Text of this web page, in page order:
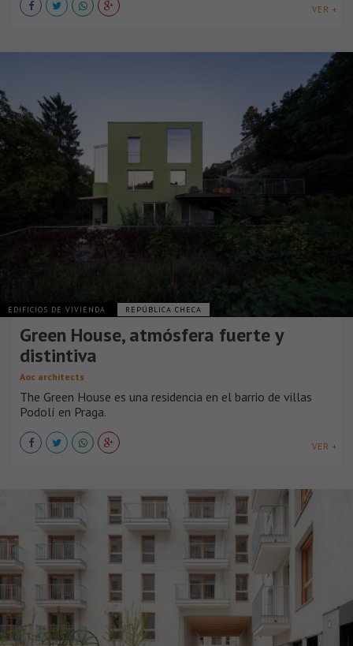
VER +
EDIFICIOS DE VIVIENDA REPÚBLICA CHECA
Green House, atmósfera fuerte y
distintiva
Aoc architects
The Green House es una residencia en el barrio de villas
Podolí en Praga.
VER +